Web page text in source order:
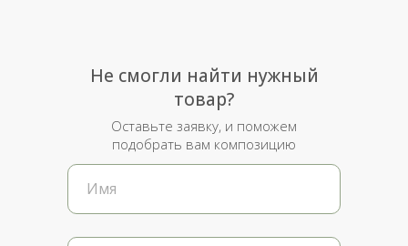
Не смогли найти нужный
товар?
Оставьте заявку, и поможем
подобрать вам композицию